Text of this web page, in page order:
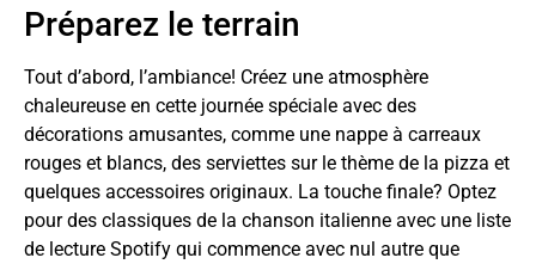
Préparez le terrain
Tout d’abord, l’ambiance! Créez une atmosphère
chaleureuse en cette journée spéciale avec des
décorations amusantes, comme une nappe à carreaux
rouges et blancs, des serviettes sur le thème de la pizza et
quelques accessoires originaux. La touche finale? Optez
pour des classiques de la chanson italienne avec une liste
de lecture Spotify qui commence avec nul autre que